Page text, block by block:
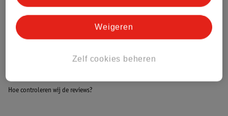
Bestel & Bezorginformatie
Hoe controleren wij de reviews?
Zelf cookies beheren
Weigeren